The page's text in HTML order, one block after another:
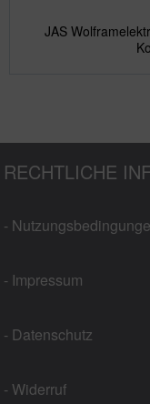
JAS
RECHTLICHE
-
- Impressum
- Datenschutz
- Widerruf